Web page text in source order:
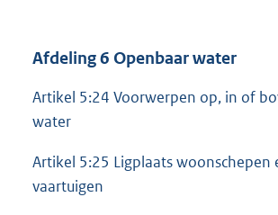
Afdeling 6 Openbaar water
Artikel 5:24 Voorwerpen op, in of
water
Artikel 5:25 Ligplaats woonschepen
vaartuigen